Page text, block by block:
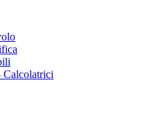
Calcolatrici